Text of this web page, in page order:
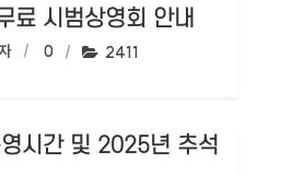
료 시범상영회 안내
: 댓글수:
0 조회수:
2411
시간 및 2025년 추석